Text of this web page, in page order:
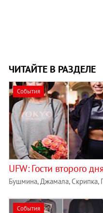
ЧИТАЙТЕ В РАЗДЕЛЕ
События
UFW: Гости второго
Бушмина, Джамала, Скрипка,
События